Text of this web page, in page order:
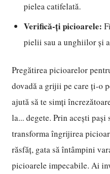
pielea catifelată.
Verifică-ți picioarele:
pielii sau a unghiilor și
Pregătirea picioarelor
dovadă a grijii pe care ți-o
ajută să te simți
la... degete. Prin acești
transforma îngrijirea
răsfăț, gata să întâmpini
picioarele impecabile. Ai